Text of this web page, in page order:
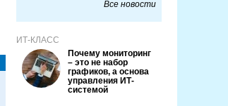
Все новости
ИТ-КЛАСС
Почему мониторинг
– это не набор
графиков, а основа
управления ИТ-
системой